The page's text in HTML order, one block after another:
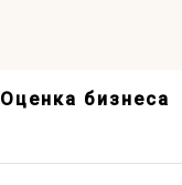
Оценка бизнеса